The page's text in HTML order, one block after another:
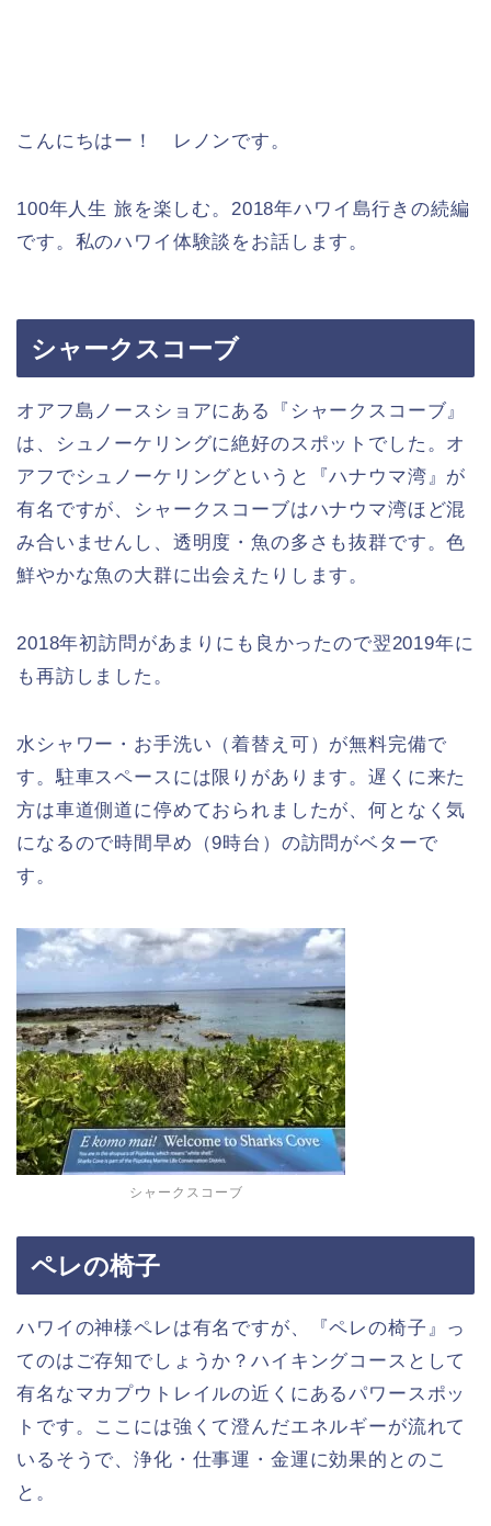
こんにちはー！ レノンです。
100年人生 旅を楽しむ。2018年ハワイ島行きの続編
です。私のハワイ体験談をお話します。
シャークスコーブ
オアフ島ノースショアにある『シャークスコーブ』
は、シュノーケリングに絶好のスポットでした。オ
アフでシュノーケリングというと『ハナウマ湾』が
有名ですが、シャークスコーブはハナウマ湾ほど混
み合いませんし、透明度・魚の多さも抜群です。色
鮮やかな魚の大群に出会えたりします。
2018年初訪問があまりにも良かったので翌2019年に
も再訪しました。
水シャワー・お手洗い（着替え可）が無料完備で
す。駐車スペースには限りがあります。遅くに来た
方は車道側道に停めておられましたが、何となく気
になるので時間早め（9時台）の訪問がベターで
す。
シャークスコーブ
ペレの椅子
ハワイの神様ペレは有名ですが、『ペレの椅子』っ
てのはご存知でしょうか？ハイキングコースとして
有名なマカプウトレイルの近くにあるパワースポッ
トです。ここには強くて澄んだエネルギーが流れて
いるそうで、浄化・仕事運・金運に効果的とのこ
と。